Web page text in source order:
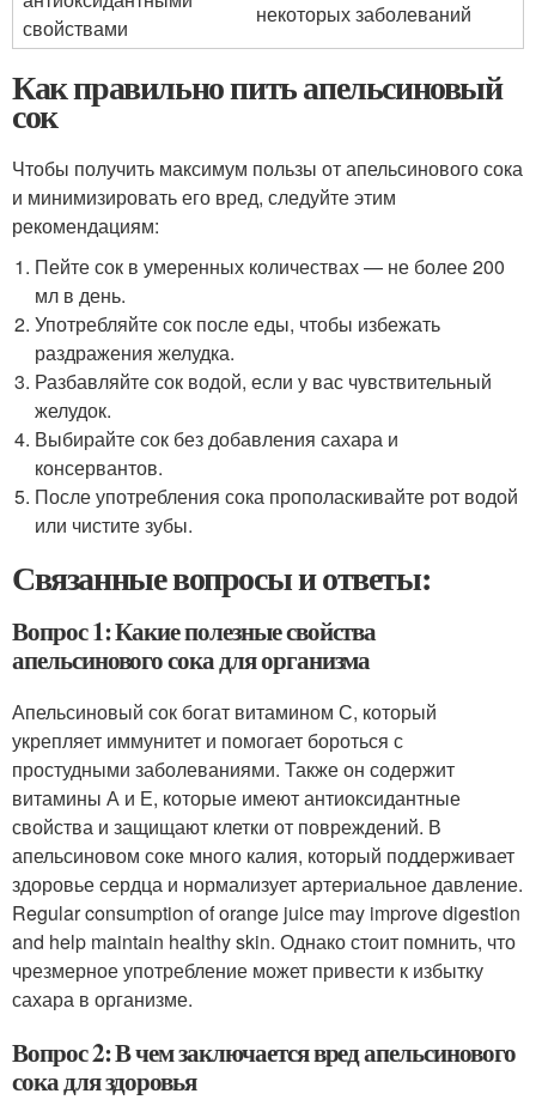
свойствами
некоторых заболеваний
Как правильно пить апельсиновый
сок
Чтобы получить максимум пользы от апельсинового сока
и минимизировать его вред, следуйте этим
рекомендациям:
Пейте сок в умеренных количествах — не более 200
мл в день.
Употребляйте сок после еды, чтобы избежать
раздражения желудка.
Разбавляйте сок водой, если у вас чувствительный
желудок.
Выбирайте сок без добавления сахара и
консервантов.
После употребления сока прополаскивайте рот водой
или чистите зубы.
Связанные вопросы и ответы:
Вопрос 1: Какие полезные свойства
апельсинового сока для организма
Апельсиновый сок богат витамином С, который
укрепляет иммунитет и помогает бороться с
простудными заболеваниями. Также он содержит
витамины А и Е, которые имеют антиоксидантные
свойства и защищают клетки от повреждений. В
апельсиновом соке много калия, который поддерживает
здоровье сердца и нормализует артериальное давление.
Regular consumption of orange juice may improve digestion
and help maintain healthy skin. Однако стоит помнить, что
чрезмерное употребление может привести к избытку
сахара в организме.
Вопрос 2: В чем заключается вред апельсинового
сока для здоровья